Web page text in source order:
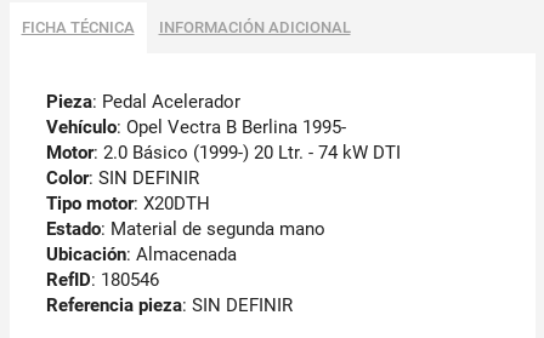
FICHA TÉCNICA INFORMACIÓN ADICIONAL
Pieza: Pedal Acelerador
Vehículo: Opel Vectra B Berlina 1995-
Motor: 2.0 Básico (1999-) 20 Ltr. - 74 kW DTI
Color: SIN DEFINIR
Tipo motor: X20DTH
Estado: Material de segunda mano
Ubicación: Almacenada
RefID: 180546
Referencia pieza: SIN DEFINIR